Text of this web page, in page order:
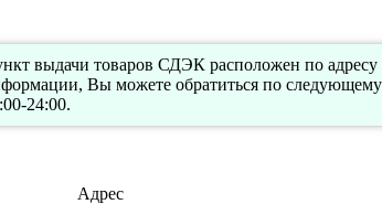
выдачи товаров СДЭК расположен по
Вы можете обратиться по
24:00.
Адрес